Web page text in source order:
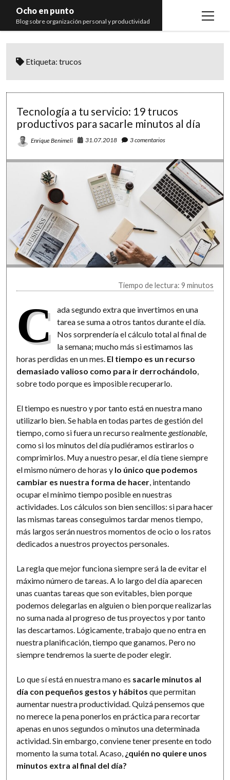
Ocho en punto
Blog sobre organización personal y productividad
open
Libros
Etiqueta:trucos
Tecnología a tu servicio: 19 trucos
productivos para sacarle minutos al día
Enrique Benimeli 31.07.2018 3 comentarios
Tiempo de lectura: 9 minutos
C
ada segundo extra que invertimos en una
tarea se suma a otros tantos durante el día.
Nos sorprendería el cálculo total al final de
la semana; mucho más si estimamos las
horas perdidas en un mes. El tiempo es un recurso
demasiado valioso como para ir derrochándolo
sobre todo porque es imposible recuperarlo.
El tiempo es nuestro y por tanto está en nuestra mano
utilizarlo bien. Se habla en todas partes de gestión del
tiempo, como si fuera un recurso realmentegestionable
como si los minutos del día pudiéramos estirarlos o
comprimirlos. Muy a nuestro pesar, el día tiene siempre
el mismo número de horas y lo único que podemos
cambiar es nuestra forma de hacer , intentando
ocupar el mínimo tiempo posible en nuestras
actividades. Los cálculos son bien sencillos: si para hacer
las mismas tareas conseguimos tardar menos tiempo,
más largos serán nuestros momentos de ocio o los ratos
dedicados a nuestros proyectos personales.
La regla que mejor funciona siempre será la de evitar el
máximo número de tareas. A lo largo del día aparecen
unas cuantas tareas que son evitables, bien porque
podemos delegarlas en alguien o bien porque realizarlas
no suma nada al progreso de tus proyectos y por tanto
las descartamos. Lógicamente, trabajo que no entra en
nuestra planificación, tiempo que ganamos. Pero no
siempre tendremos la suerte de poder elegir.
Lo que sí está en nuestra mano es sacarle minutos al
día con pequeños gestos y hábitos que permitan
aumentar nuestra productividad. Quizá pensemos que
no merece la pena ponerlos en práctica para recortar
apenas en unos segundos o minutos una determinada
actividad. Sin embargo, conviene tener presente en todo
momento la suma total. Acaso, ¿quién no quiere unos
minutos extra al final del día?